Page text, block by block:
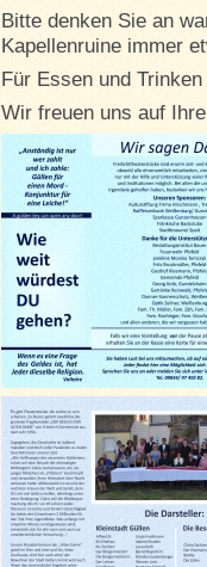
Bitte denken Sie an
Kapellenruine immer
Für Essen und
Wir freuen uns auf